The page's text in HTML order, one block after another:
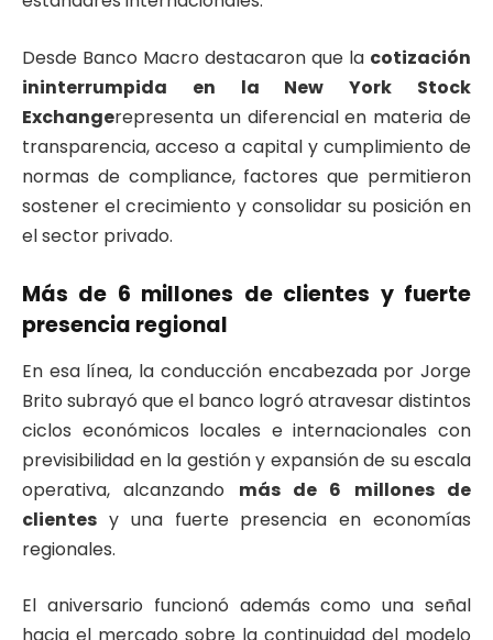
Desde Banco Macro destacaron que la cotización
ininterrumpida en la New York Stock
Exchangerepresenta un diferencial en materia de
transparencia, acceso a capital y cumplimiento de
normas de compliance, factores que permitieron
sostener el crecimiento y consolidar su posición en
el sector privado.
Más de 6 millones de clientes y fuerte
presencia regional
En esa línea, la conducción encabezada por Jorge
Brito subrayó que el banco logró atravesar distintos
ciclos económicos locales e internacionales con
previsibilidad en la gestión y expansión de su escala
operativa, alcanzando más de 6 millones de
clientes y una fuerte presencia en economías
regionales.
El aniversario funcionó además como una señal